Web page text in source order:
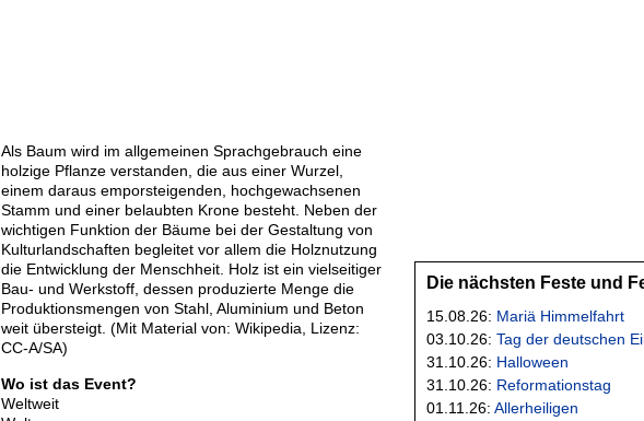
Als Baum wird im allgemeinen Sprachgebrauch eine
holzige Pflanze verstanden, die aus einer Wurzel,
einem daraus emporsteigenden, hochgewachsenen
Stamm und einer belaubten Krone besteht. Neben der
wichtigen Funktion der Bäume bei der Gestaltung von
Kulturlandschaften begleitet vor allem die Holznutzung
die Entwicklung der Menschheit. Holz ist ein vielseitiger
Bau- und Werkstoff, dessen produzierte Menge die
Produktionsmengen von Stahl, Aluminium und Beton
weit übersteigt. (Mit Material von: Wikipedia, Lizenz:
CC-A/SA)
Wo ist das Event?
Weltweit
Die nächsten Feste und
15.08.26: Mariä Himmelfahrt
03.10.26: Tag der deutschen
31.10.26: Halloween
31.10.26: Reformationstag
01.11.26: Allerheiligen